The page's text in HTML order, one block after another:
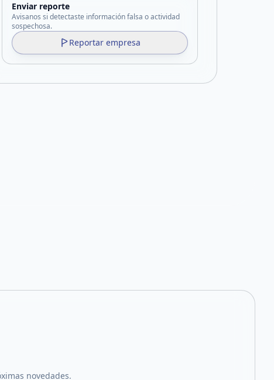
Enviar reporte
Avisanos si detectaste información falsa o actividad
sospechosa.
Reportar empresa
novedades.